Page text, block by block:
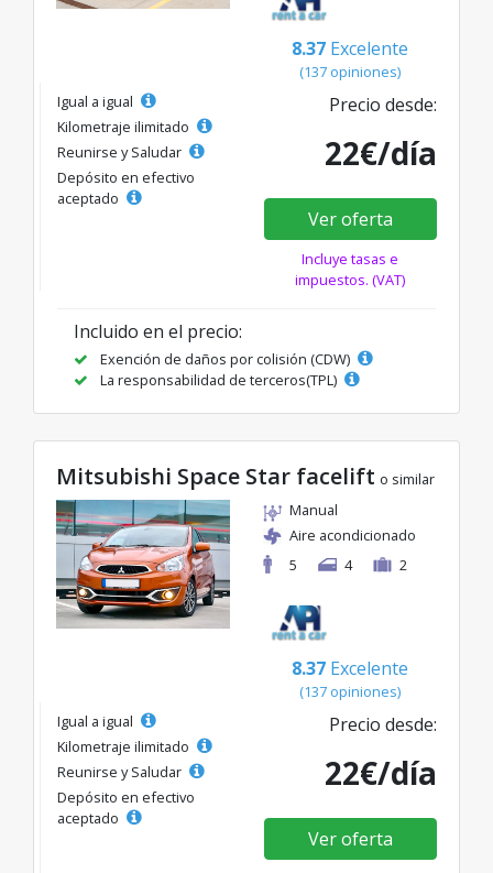
8.37 Excelente
(137 opiniones)
Igual a igual
Kilometraje ilimitado
Reunirse y Saludar
Depósito en efectivo
aceptado
Precio desde:
22€/día
Ver oferta
Incluye tasas e
impuestos. (VAT)
Incluido en el precio:
Exención de daños por colisión (CDW)
La responsabilidad de terceros(TPL)
Mitsubishi Space Star facelift o similar
Manual
Aire acondicionado
5
4 2
8.37 Excelente
(137 opiniones)
Igual a igual
Kilometraje ilimitado
Reunirse y Saludar
Depósito en efectivo
aceptado
Precio desde:
22€/día
Ver oferta